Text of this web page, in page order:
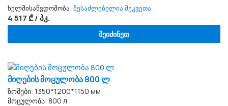
ხელმისაწვდომობა: შესაძლებელია შეკვეთა
4 517 ₾ / პკ.
შეიძინეთ
მიღების მოცულობა 800 ლ
ზომები: 1350*1200*1150 мм
მოცულობა: 800 л